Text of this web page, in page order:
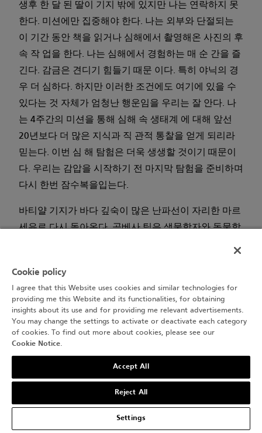
생후 한 달 된 딸이 기지 밖에 있지만 나는 연락하지 못
한다. 미션에만 집중해야 한다. 나는 외부와 단절되는
이 기간 동안 책을 읽거나 심해에서 촬영해온 사진의 후
속 작 업을 한다. 나는 심해에서 경험하는 매 순 간을 즐
긴다. 감금은 견디기 힘들기 때문 이다. 특히 야닉의 경
우 더 심하다. 하지만 이러한 조건에도 여기에 있을 수
있다는 것 자체가 엄청난 행운임을 우리는 잘 안다. 나
는 4주간의 미션을 통해 심해 속 생태계 에 대해 앞선
20년보다 더 많은 지식과 직 관적 통찰을 얻게 되리라
믿는다. 이번 심 해 탐험은 더욱 생생할 것이기 때문이
다. 우리는 감압을 시작하기 전 마지막 탐험을 준비하며
다시 한번 잠수복을입는다.
바티얄 기지가 바다 깊숙이 많은 난파선이 자리한 마르
세유로 다시 돌아온다. 곰베사 팀은 생물학자와 동물학
고학자들이 100m 수심 속 나탈 (Natal) 화물선 혹은 포
르-뮤(Port-Miou) 암포라 부지에서 6시간 이상 머무는
꿈을 꿀 것이다.
감압 전 마지막 잠수. 티볼트와 안토닌은 나와 몇 미터
다. 우리는 그 샘 플을 분석해 18가지 농약, 16가지 탄화
수 소, 17가지 금속, 41가지 발암 PCB 물질 등 공식 리스
인간은 보이지 않 는 흔적을 남긴다.
Cookie policy
I agree that this Website uses cookies and similar technologies for
providing me this Website and its functionalities, for obtaining
insights about its use and for providing me relevant advertisements.
You may change the settings to activate or deactivate each category
of cookies. To find out more about cookies, please see our
Cookie Notice.
Accept All
Reject All
Settings